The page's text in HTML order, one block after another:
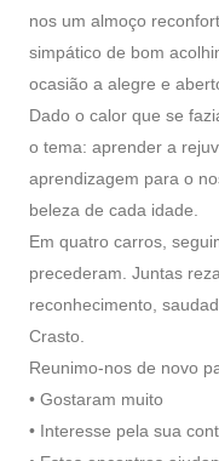
nos um almoço
simpático de bom
ocasião a alegre e
Dado o calor que se
o tema: aprender a
aprendizagem para o
beleza de cada idade.
Em quatro carros,
precederam. Juntas
reconhecimento,
Crasto.
Reunimo-nos de novo
• Gostaram muito
• Interesse pela sua